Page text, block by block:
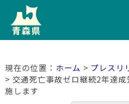
ホーム > プレスリ
> 交通死亡事故ゼロ継続2年達
施します